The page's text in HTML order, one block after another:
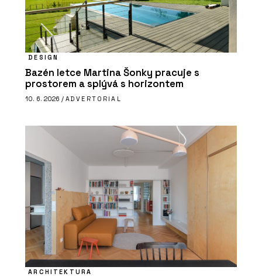
DESIGN
Bazén letce Martina Šonky pracuje s
prostorem a splývá s horizontem
10. 6. 2026 / ADVERTORIAL
ARCHITEKTURA